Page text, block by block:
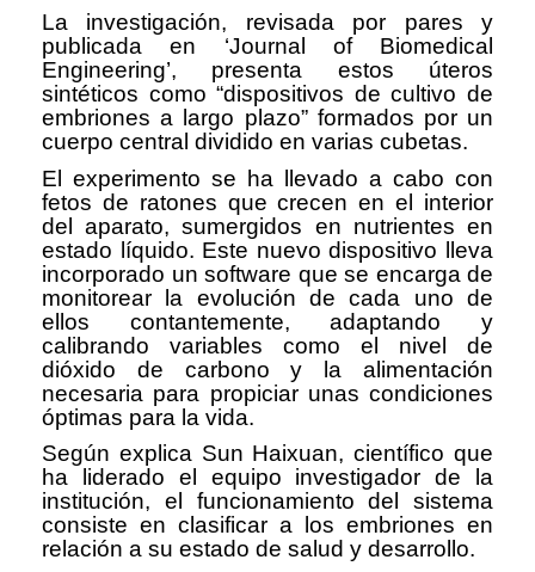
La investigación, revisada por pares y
publicada en ‘Journal of Biomedical
Engineering’, presenta estos úteros
sintéticos como “dispositivos de cultivo de
embriones a largo plazo” formados por un
cuerpo central dividido en varias cubetas.
El experimento se ha llevado a cabo con
fetos de ratones que crecen en el interior
del aparato, sumergidos en nutrientes en
estado líquido. Este nuevo dispositivo lleva
incorporado un software que se encarga de
monitorear la evolución de cada uno de
ellos contantemente, adaptando y
calibrando variables como el nivel de
dióxido de carbono y la alimentación
necesaria para propiciar unas condiciones
óptimas para la vida.
Según explica Sun Haixuan, científico que
ha liderado el equipo investigador de la
institución, el funcionamiento del sistema
consiste en clasificar a los embriones en
relación a su estado de salud y desarrollo.